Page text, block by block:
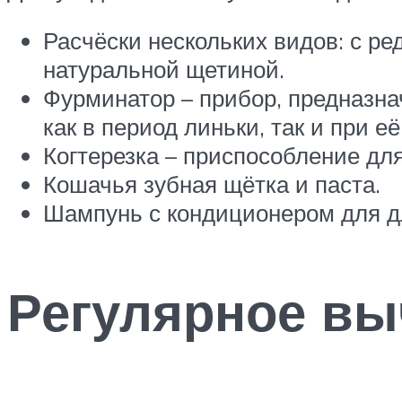
Расчёски нескольких видов: с
натуральной щетиной.
Фурминатор – прибор,
как в период линьки, так и при
Когтерезка – приспособление
Кошачья зубная щётка и паста.
Шампунь с кондиционером для
Регулярное